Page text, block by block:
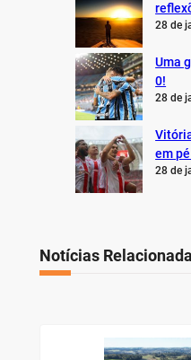
28 de
Uma
0!
28 de
em
28 de
Notícias